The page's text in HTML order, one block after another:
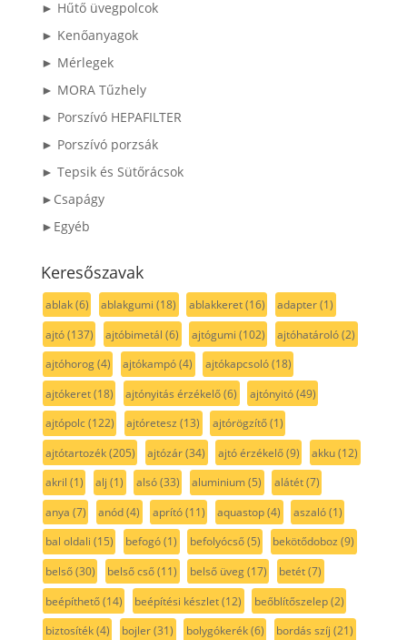
► Hűtő üvegpolcok
► Kenőanyagok
► Mérlegek
► MORA Tűzhely
► Porszívó HEPAFILTER
► Porszívó porzsák
► Tepsik és Sütőrácsok
►Csapágy
►Egyéb
Keresőszavak
ablak(6) ablakgumi (18) ablakkeret(16) adapter(1)
ajtó(137) ajtóbimetál (6) ajtógumi (102) ajtóhatároló(2)
ajtóhorog(4) ajtókampó(4) ajtókapcsoló(18)
ajtókeret(18) ajtónyitás érzékelő(6) ajtónyitó(49)
ajtópolc(122) ajtóretesz (13) ajtórögzítő(1)
ajtótartozék(205) ajtózár(34) ajtó érzékelő(9) akku(12)
akril (1) alj (1) alsó(33) aluminium(5) alátét(7)
anya (7) anód(4) aprító(11) aquastop(4) aszaló(1)
bal oldali (15) befogó(1) befolyócső(5) bekötődoboz (9)
belső(30) belső cső(11) belső üveg(17) betét(7)
beépíthető(14) beépítési készlet(12) beőblítőszelep(2)
biztosíték(4) bojler(31) bolygókerék(6) bordás szíj (21)